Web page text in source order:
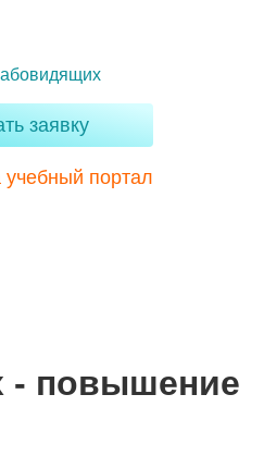
заявку
учебный портал
- повышение